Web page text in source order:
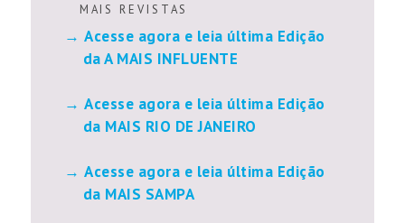
M A I S R E V I S T A S
Acesse agora e leia última Edição
da A MAIS INFLUENTE
Acesse agora e leia última Edição
da MAIS RIO DE JANEIRO
Acesse agora e leia última Edição
da MAIS SAMPA